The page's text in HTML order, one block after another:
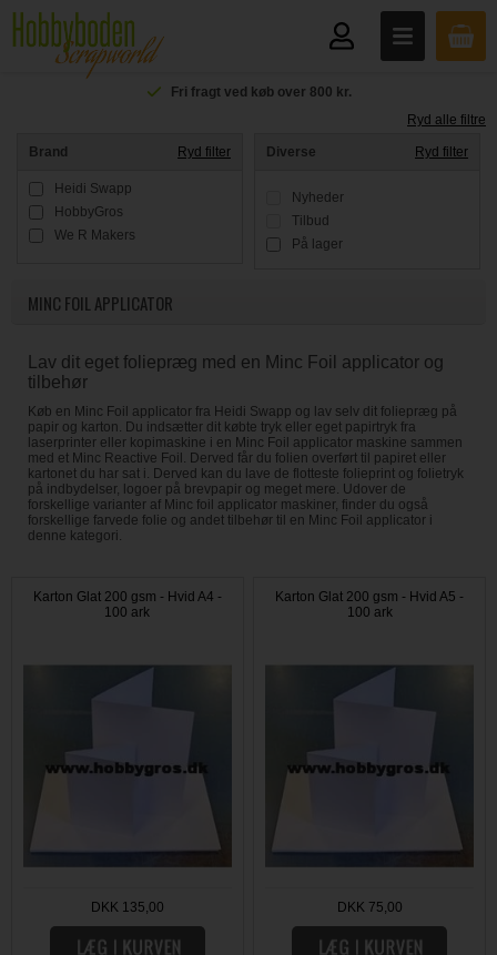
Fri fragt ved køb over 800 kr.
Ryd alle filtre
Brand Ryd filter
Heidi Swapp
HobbyGros
We R Makers
Diverse Ryd filter
Nyheder
Tilbud
På lager
MINC FOIL APPLICATOR
Lav dit eget foliepræg med en Minc Foil applicator og
tilbehør
Køb en Minc Foil applicator fra Heidi Swapp og lav selv dit foliepræg på
papir og karton. Du indsætter dit købte tryk eller eget papirtryk fra
laserprinter eller kopimaskine i en Minc Foil applicator maskine sammen
med et Minc Reactive Foil. Derved får du folien overført til papiret eller
kartonet du har sat i. Derved kan du lave de flotteste folieprint og folietryk
på indbydelser, logoer på brevpapir og meget mere. Udover de
forskellige varianter af Minc foil applicator maskiner, finder du også
forskellige farvede folie og andet tilbehør til en Minc Foil applicator i
denne kategori.
Karton Glat 200 gsm - Hvid A4 -
100 ark
DKK 135,00
Karton Glat 200 gsm - Hvid A5 -
100 ark
DKK 75,00